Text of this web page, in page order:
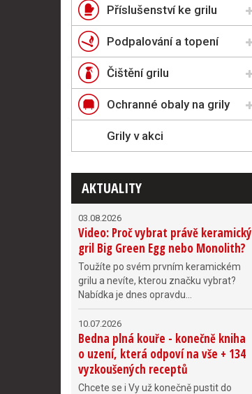
Příslušenství ke grilu
Podpalování a topení
Čištění grilu
Ochranné obaly na grily
Grily v akci
AKTUALITY
03.08.2026
Video: Proč vybrat právě keramický
gril Big Green Egg nebo Monolith?
Toužíte po svém prvním keramickém
grilu a nevíte, kterou značku vybrat?
Nabídka je dnes opravdu...
10.07.2026
Bedna plná kouře - konečně kniha
o uzení, která odpoví na vše + 134
vyzkoušených receptů
Chcete se i Vy už konečně pustit do